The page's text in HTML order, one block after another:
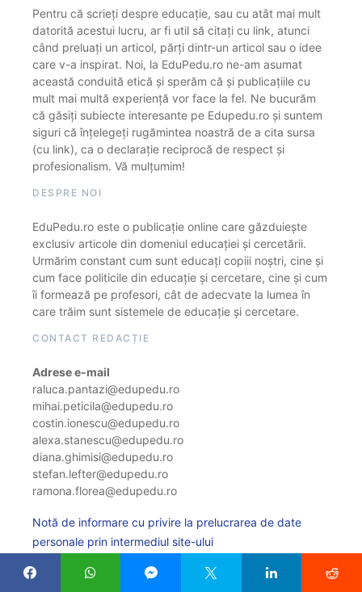
Pentru că scrieți despre educație, sau cu atât mai mult
datorită acestui lucru, ar fi util să citați cu link, atunci
când preluați un articol, părți dintr-un articol sau o idee
care v-a inspirat. Noi, la EduPedu.ro ne-am asumat
această conduită etică și sperăm că și publicațiile cu
mult mai multă experiență vor face la fel. Ne bucurăm
că găsiți subiecte interesante pe Edupedu.ro și suntem
siguri că înțelegeți rugămintea noastră de a cita sursa
(cu link), ca o declarație reciprocă de respect și
profesionalism. Vă mulțumim!
DESPRE NOI
EduPedu.ro este o publicație online care găzduiește
exclusiv articole din domeniul educației și cercetării.
Urmărim constant cum sunt educați copiii noștri, cine și
cum face politicile din educație și cercetare, cine și cum
îi formează pe profesori, cât de adecvate la lumea în
care trăim sunt sistemele de educație și cercetare.
CONTACT REDACȚIE
Adrese e-mail
raluca.pantazi@edupedu.ro
mihai.peticila@edupedu.ro
costin.ionescu@edupedu.ro
alexa.stanescu@edupedu.ro
diana.ghimisi@edupedu.ro
stefan.lefter@edupedu.ro
ramona.florea@edupedu.ro
Notă de informare cu privire la prelucrarea de date
personale prin intermediul site-ului
Politica de cookie